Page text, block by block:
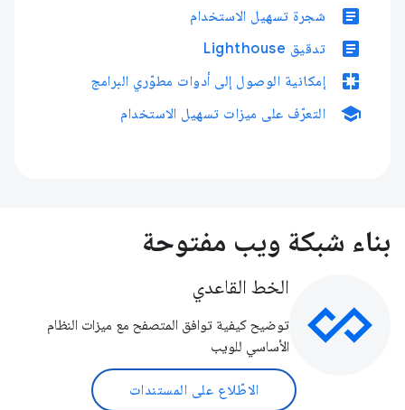
article شجرة تسهيل الاستخدام
article تدقيق Lighthouse
pages إمكانية الوصول إلى أدوات مطوّري البرامج
school التعرّف على ميزات تسهيل الاستخدام
بناء شبكة ويب مفتوحة
الخط القاعدي
توضيح كيفية توافق المتصفح مع ميزات النظام
الأساسي للويب
الاطّلاع على المستندات